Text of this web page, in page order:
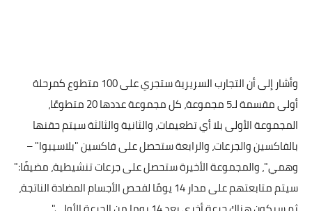
وأشار إلى أن التجارب السريرية ستجري على 100 متطوع كمرحلة
أولى مقسمة لـ5 مجموعة، كل مجموعة عددها 20 متطوعًا،
المجموعة الأولى بلا أي تطعيمات، والثانية والثالثة سيتم حقنها
بالفاكسين والجرعات، والرابعة ستحصل على فاكسين "بلاسيبوا" –
وهمي"، والمجموعة الأخيرة ستحصل على جرعات تنشيطية، مضيفًا:"
سيتم متابعتهم على مدار 14 يومًا لفحص الأجسام المضادة الناتجة،